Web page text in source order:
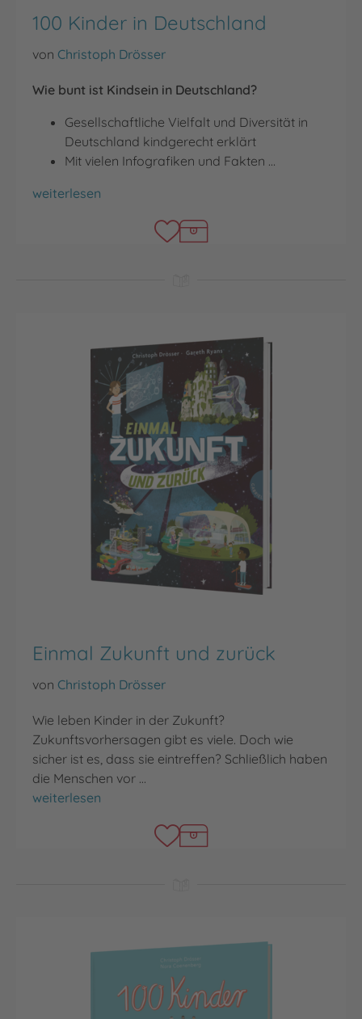
100 Kinder in Deutschland
von Christoph Drösser
Wie bunt ist Kindsein in Deutschland?
Gesellschaftliche Vielfalt und Diversität in
Deutschland kindgerecht erklärt
Mit vielen Infografiken und Fakten …
100 Kinder in Deutschland
weiterlesen
Einmal Zukunft und zurück
von Christoph Drösser
Wie leben Kinder in der Zukunft?
Zukunftsvorhersagen gibt es viele. Doch wie
sicher ist es, dass sie eintreffen? Schließlich haben
die Menschen vor …
Einmal Zukunft und zurück
weiterlesen